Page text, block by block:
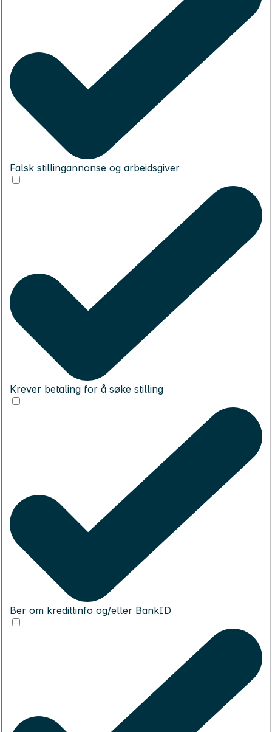
Falsk stillingannonse og arbeidsgiver
Krever betaling for å søke stilling
Ber om kredittinfo og/eller BankID